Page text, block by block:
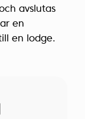
avslutas
en
en lodge.